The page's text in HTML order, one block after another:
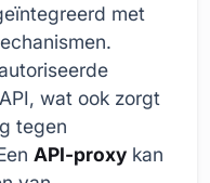
met
wat ook zorgt
tegen
API-proxy kan